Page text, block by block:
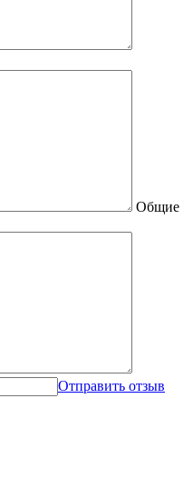
Общие
Отправить отзыв